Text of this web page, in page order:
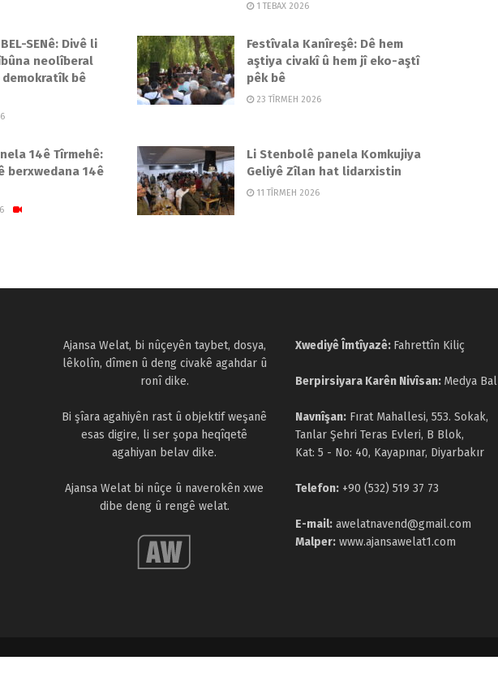
1 TEBAX 2026
SENê: Divê li
neolîberal
bê
Festîvala Kanîreşê: Dê hem
aştiya civakî û hem jî eko-aştî
pêk bê
23 TÎRMEH 2026
14ê Tîrmehê:
berxwedana 14ê
Li Stenbolê panela Komkujiya
Geliyê Zîlan hat lidarxistin
11 TÎRMEH 2026
Ajansa Welat, bi nûçeyên taybet, dosya,
lêkolîn, dîmen û deng civakê agahdar û
ronî dike.
Bi şîara agahiyên rast û objektif weşanê
esas digire, li ser şopa heqîqetê
agahiyan belav dike.
Ajansa Welat bi nûçe û naverokên xwe
dibe deng û rengê welat.
Xwediyê Îmtîyazê: Fahrettîn Kiliç
Berpirsiyara Karên Nivîsan: Medya Bal
Navnîşan: Fırat Mahallesi, 553. Sokak,
Tanlar Şehri Teras Evleri, B Blok,
Kat: 5 - No: 40, Kayapınar, Diyarbakır
Telefon: +90 (532) 519 37 73
E-mail: awelatnavend@gmail.com
Malper: www.ajansawelat1.com